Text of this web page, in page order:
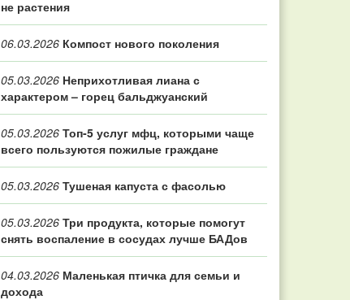
не растения
06.03.2026 Компост нового поколения
05.03.2026 Неприхотливая лиана с
характером – горец бальджуанский
05.03.2026 Топ‑5 услуг мфц, которыми чаще
всего пользуются пожилые граждане
05.03.2026 Тушеная капуста с фасолью
05.03.2026 Три продукта, которые помогут
снять воспаление в сосудах лучше БАДов
04.03.2026 Маленькая птичка для семьи и
дохода